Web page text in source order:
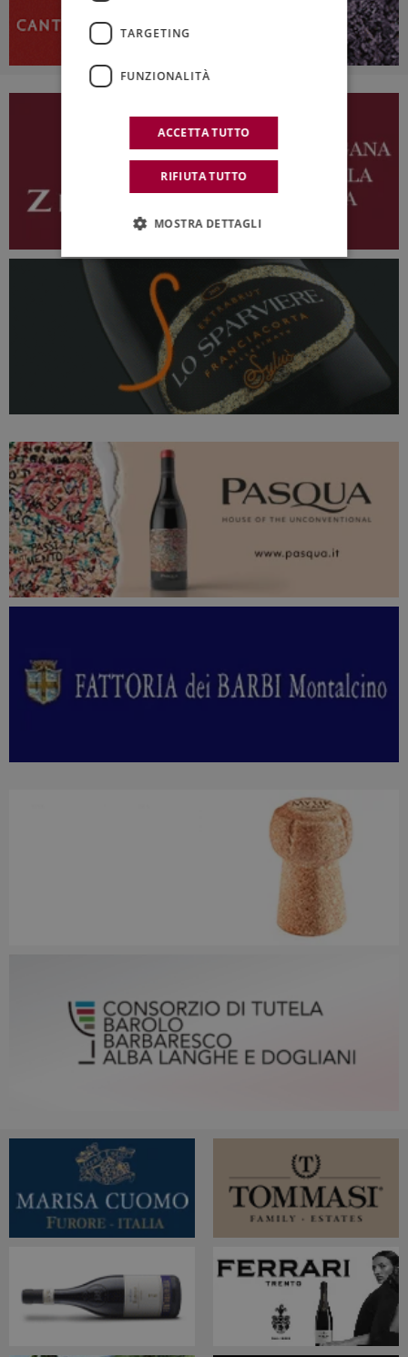
TARGETING
FUNZIONALITÀ
ACCETTA TUTTO
RIFIUTA TUTTO
MOSTRA DETTAGLI